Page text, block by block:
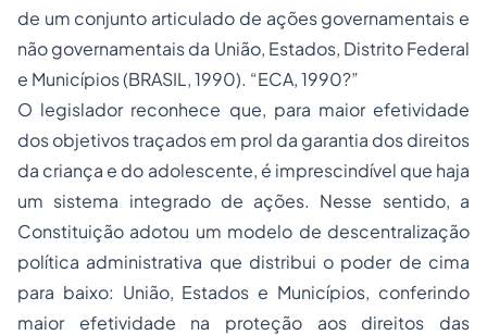
de um conjunto articulado de ações governamentais e
não governamentais da União, Estados, Distrito Federal
e Municípios (BRASIL, 1990). “ECA, 1990?”
O legislador reconhece que, para maior efetividade
dos objetivos traçados em prol da garantia dos direitos
da criança e do adolescente, é imprescindível que haja
um sistema integrado de ações. Nesse sentido, a
Constituição adotou um modelo de descentralização
política administrativa que distribui o poder de cima
para baixo: União, Estados e Municípios, conferindo
maior efetividade na proteção aos direitos das